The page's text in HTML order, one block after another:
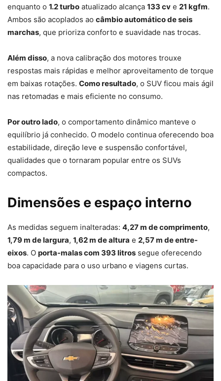
enquanto o 1.2 turbo atualizado alcança 133 cv e 21 kgfm.
Ambos são acoplados ao câmbio automático de seis
marchas, que prioriza conforto e suavidade nas trocas.
Além disso, a nova calibração dos motores trouxe
respostas mais rápidas e melhor aproveitamento de torque
em baixas rotações. Como resultado, o SUV ficou mais ágil
nas retomadas e mais eficiente no consumo.
Por outro lado, o comportamento dinâmico manteve o
equilíbrio já conhecido. O modelo continua oferecendo boa
estabilidade, direção leve e suspensão confortável,
qualidades que o tornaram popular entre os SUVs
compactos.
Dimensões e espaço interno
As medidas seguem inalteradas: 4,27 m de comprimento,
1,79 m de largura, 1,62 m de altura e 2,57 m de entre-
eixos. O porta-malas com 393 litros segue oferecendo
boa capacidade para o uso urbano e viagens curtas.